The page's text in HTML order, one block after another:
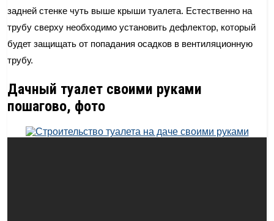
задней стенке чуть выше крыши туалета. Естественно на
трубу сверху необходимо установить дефлектор, который
будет защищать от попадания осадков в вентиляционную
трубу.
Дачный туалет своими руками
пошагово, фото